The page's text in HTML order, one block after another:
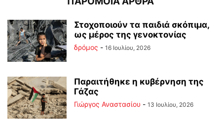
Στοχοποιούν τα παιδιά σκόπιμα,
ως μέρος της γενοκτονίας
δρόμος - 16 Ιουλίου, 2026
Παραιτήθηκε η κυβέρνηση της
Γάζας
Γιώργος Αναστασίου - 13 Ιουλίου, 2026